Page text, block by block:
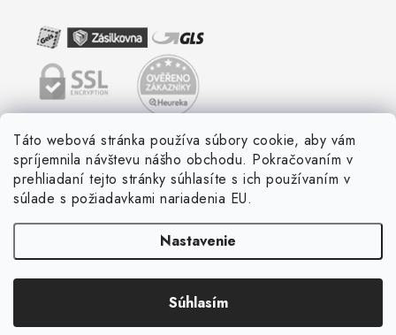
Táto webová stránka používa súbory cookie, aby vám
spríjemnila návštevu nášho obchodu. Pokračovaním v
prehliadaní tejto stránky súhlasíte s ich používaním v
súlade s požiadavkami nariadenia EU.
Nastavenie
Súhlasím
LED ME GROW. Všetky práva vyhradené.